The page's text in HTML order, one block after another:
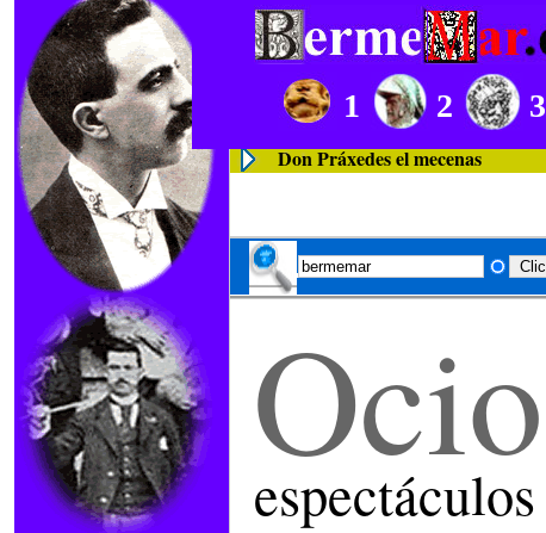
1 2 3
Don Práxedes el mecenas
Ocio
espectáculos